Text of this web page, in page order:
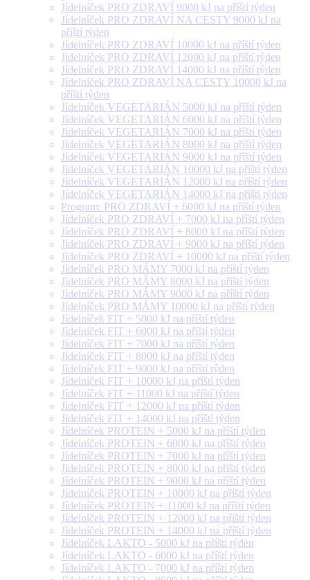
Jídelníček PRO ZDRAVÍ 9000 kJ na příští týden
Jídelníček PRO ZDRAVÍ NA CESTY 9000 kJ na
příští týden
Jídelníček PRO ZDRAVÍ 10000 kJ na příští týden
Jídelníček PRO ZDRAVÍ 12000 kJ na příští týden
Jídelníček PRO ZDRAVÍ 14000 kJ na příští týden
Jídelníček PRO ZDRAVÍ NA CESTY 10000 kJ na
příští týden
Jídelníček VEGETARIÁN 5000 kJ na příští týden
Jídelníček VEGETARIÁN 6000 kJ na příští týden
Jídelníček VEGETARIÁN 7000 kJ na příští týden
Jídelníček VEGETARIÁN 8000 kJ na příští týden
Jídelníček VEGETARIÁN 9000 kJ na příští týden
Jídelníček VEGETARIÁN 10000 kJ na příští týden
Jídelníček VEGETARIÁN 12000 kJ na příští týden
Jídelníček VEGETARIÁN 14000 kJ na příští týden
Program: PRO ZDRAVÍ + 6000 kJ na příští týden
Jídelníček PRO ZDRAVÍ + 7000 kJ na příští týden
Jídelníček PRO ZDRAVÍ + 8000 kJ na příští týden
Jídelníček PRO ZDRAVÍ + 9000 kJ na příští týden
Jídelníček PRO ZDRAVÍ + 10000 kJ na příští týden
Jídelníček PRO MÁMY 7000 kJ na příští týden
Jídelníček PRO MÁMY 8000 kJ na příští týden
Jídelníček PRO MÁMY 9000 kJ na příští týden
Jídelníček PRO MÁMY 10000 kJ na příští týden
Jídelníček FIT + 5000 kJ na příští týden
Jídelníček FIT + 6000 kJ na příští týden
Jídelníček FIT + 7000 kJ na příští týden
Jídelníček FIT + 8000 kJ na příští týden
Jídelníček FIT + 9000 kJ na příští týden
Jídelníček FIT + 10000 kJ na příští týden
Jídelníček FIT + 11000 kJ na příští týden
Jídelníček FIT + 12000 kJ na příští týden
Jídelníček FIT + 14000 kJ na příští týden
Jídelníček PROTEIN + 5000 kJ na příští týden
Jídelníček PROTEIN + 6000 kJ na příští týden
Jídelníček PROTEIN + 7000 kJ na příští týden
Jídelníček PROTEIN + 8000 kJ na příští týden
Jídelníček PROTEIN + 9000 kJ na příští týden
Jídelníček PROTEIN + 10000 kJ na příští týden
Jídelníček PROTEIN + 11000 kJ na příští týden
Jídelníček PROTEIN + 12000 kJ na příští týden
Jídelníček PROTEIN + 14000 kJ na příští týden
Jídelníček LAKTO - 5000 kJ na příští týden
Jídelníček LAKTO - 6000 kJ na příští týden
Jídelníček LAKTO - 7000 kJ na příští týden